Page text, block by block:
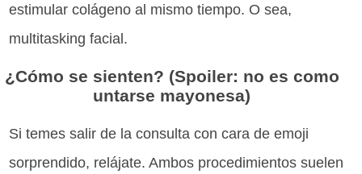
estimular colágeno al mismo tiempo. O sea,
multitasking facial.
¿Cómo se sienten? (Spoiler: no es como
untarse mayonesa)
Si temes salir de la consulta con cara de emoji
sorprendido, relájate. Ambos procedimientos suelen